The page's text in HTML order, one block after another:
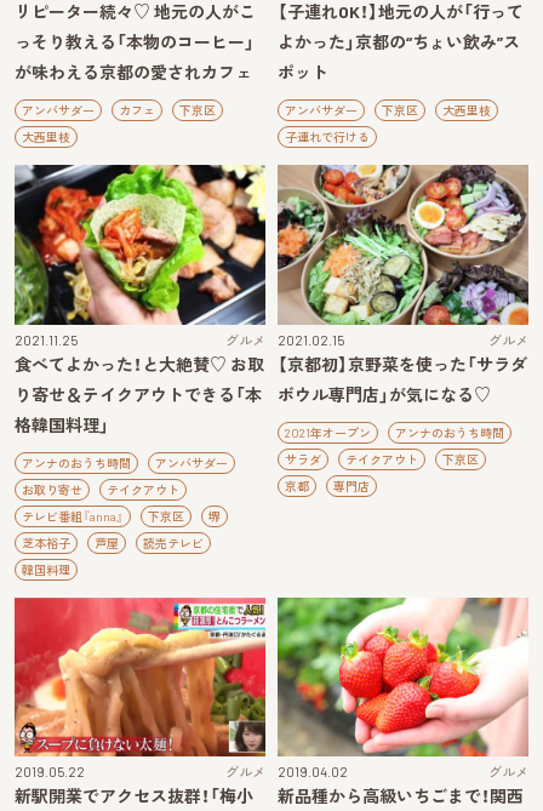
リピーター続々♡ 地元の人がこ
っそり教える「本物のコーヒー」
が味わえる京都の愛されカフェ
アンバサダー カフェ
下京区
大西里枝
【子連れOK！】地元の人が「行って
よかった」京都の“ちょい飲み”ス
ポット
アンバサダー 下京区
大西里枝
子連れで行ける
2021.11.25 グルメ
食べてよかった！と大絶賛♡ お取
り寄せ＆テイクアウトできる「本
格韓国料理」
アンナのおうち時間
アンバサダー
お取り寄せ
テイクアウト
テレビ番組『anna』
下京区
堺
芝本裕子
芦屋
読売テレビ
韓国料理
2021.02.15 グルメ
【京都初】京野菜を使った「サラダ
ボウル専門店」が気になる♡
2021年オープン
アンナのおうち時間
サラダ
テイクアウト
下京区
京都
専門店
2019.05.22 グルメ
新駅開業でアクセス抜群！「梅小
2019.04.02 グルメ
新品種から高級いちごまで！関西